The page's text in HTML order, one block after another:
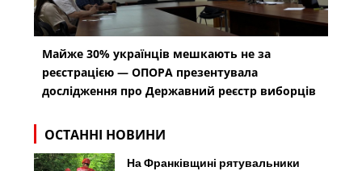
Майже 30% українців мешкають не за
реєстрацією — ОПОРА презентувала
дослідження про Державний реєстр виборців
ОСТАННІ НОВИНИ
На Франківщині рятувальники